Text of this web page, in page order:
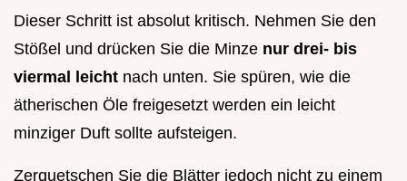
Dieser Schritt ist absolut kritisch. Nehmen Sie den
Stößel und drücken Sie die Minze nur drei- bis
viermal leicht nach unten. Sie spüren, wie die
ätherischen Öle freigesetzt werden ein leicht
minziger Duft sollte aufsteigen.
Zerquetschen Sie die Blätter jedoch nicht zu einem